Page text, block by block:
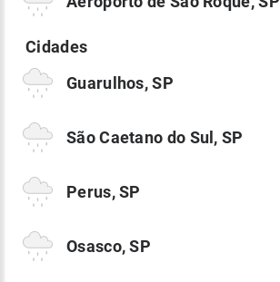
Guarulhos, SP
São Caetano do Sul, SP
Perus, SP
Osasco, SP